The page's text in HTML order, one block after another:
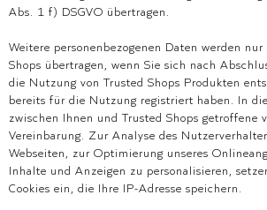
Abs. 1 f) DSGVO übertragen.
Weitere personenbezogenen Daten werden nur
Shops übertragen, wenn Sie sich nach
die Nutzung von Trusted Shops Produkten
bereits für die Nutzung registriert haben. In
zwischen Ihnen und Trusted Shops getroffene
Vereinbarung. Zur Analyse des
Webseiten, zur Optimierung unseres
Inhalte und Anzeigen zu personalisieren,
Cookies ein, die Ihre IP-Adresse speichern.